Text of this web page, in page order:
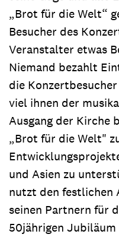
„Brot für die Welt“
Besucher des
Veranstalter etwas
Niemand bezahlt
die
viel ihnen der
Ausgang der Kirche
„Brot für die Welt"
und Asien zu
nutzt den festlichen
seinen Partnern für
50jährigen Jubiläum